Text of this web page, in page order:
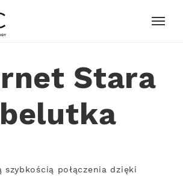
Stara
szybkością połączenia dzięki